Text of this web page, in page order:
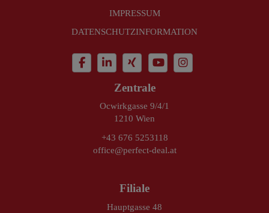
IMPRESSUM
DATENSCHUTZINFORMATION
Zentrale
Ocwirkgasse 9/4/1
1210 Wien
+43 676 5253118
office@perfect-deal.at
Filiale
Hauptgasse 48